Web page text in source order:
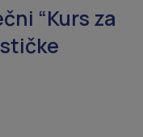
“Kurs za